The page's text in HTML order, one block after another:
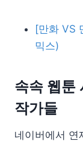
[만화 VS
믹스)
속속 웹툰
작가들
네이버에서 연